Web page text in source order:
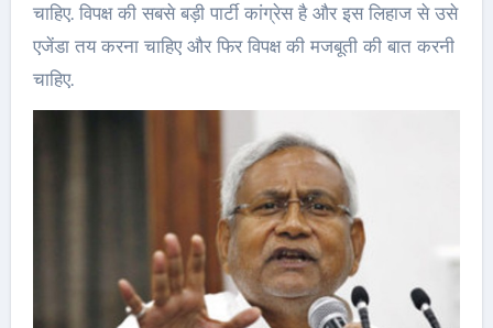
चाहिए. विपक्ष की सबसे बड़ी पार्टी कांग्रेस है और इस लिहाज से उसे
एजेंडा तय करना चाहिए और फिर विपक्ष की मजबूती की बात करनी
चाहिए.